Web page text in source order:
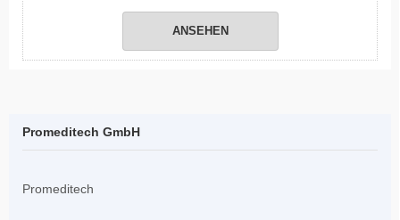
ANSEHEN
Promeditech GmbH
Promeditech